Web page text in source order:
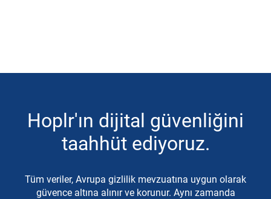
Hoplr'ın dijital güvenliğini
taahhüt ediyoruz.
Tüm veriler, Avrupa gizlilik mevzuatına uygun olarak
güvence altına alınır ve korunur. Aynı zamanda